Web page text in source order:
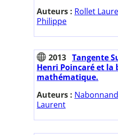
Auteurs : Rollet
Philippe
2013 Tangente
Henri Poincaré et la
mathématique.
Auteurs :
Laurent